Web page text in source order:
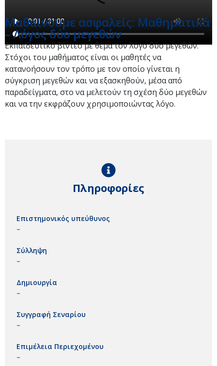
Μαθαίνουμε ασφαλείς: Μαθηματικά
– Λόγος δύο μεγεθών
Εκπαιδευτικό βίντεο με θέμα τον λόγο δύο μεγεθών.
Στόχοι του μαθήματος είναι οι μαθητές να
κατανοήσουν τον τρόπο με τον οποίο γίνεται η
σύγκριση μεγεθών και να εξασκηθούν, μέσα από
παραδείγματα, στο να μελετούν τη σχέση δύο μεγεθών
και να την εκφράζουν χρησιμοποιώντας λόγο.
Πληροφορίες
Επιστημονικός υπεύθυνος
–
Σύλληψη
–
Δημιουργία
–
Συγγραφή Σεναρίου
–
Επιμέλεια Περιεχομένου
–